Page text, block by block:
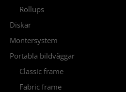
Rollups
Diskar
Montersystem
Portabla bildväggar
Classic frame
Fabric frame